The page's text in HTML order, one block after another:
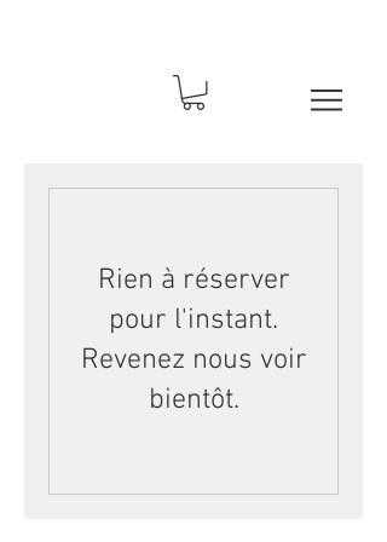
Rien à réserver
pour l'instant.
Revenez nous voir
bientôt.